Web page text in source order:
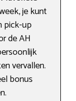
je kunt
pick-up
de AH
vervallen.
bonus